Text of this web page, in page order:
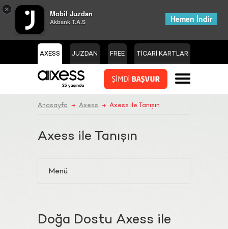
× Mobil Juzdan
Akbank T.A.S Hemen İndir
AXESS JUZDAN FREE TİCARİ KARTLAR
Anasayfa ➜ Axess ➜ Axess ile Tanışın
Axess ile Tanışın
Menü
Doğa Dostu Axess ile